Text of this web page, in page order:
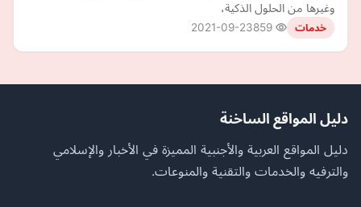
وغيرها من الحلول الذكية،
خدمات 2021-09-23
دليل المواقع الساخنة
دليل المواقع العربية والأجنبية المميزة في الأخبار والإسلامي
والترفيه والخدمات والتقنية والمنوعات.